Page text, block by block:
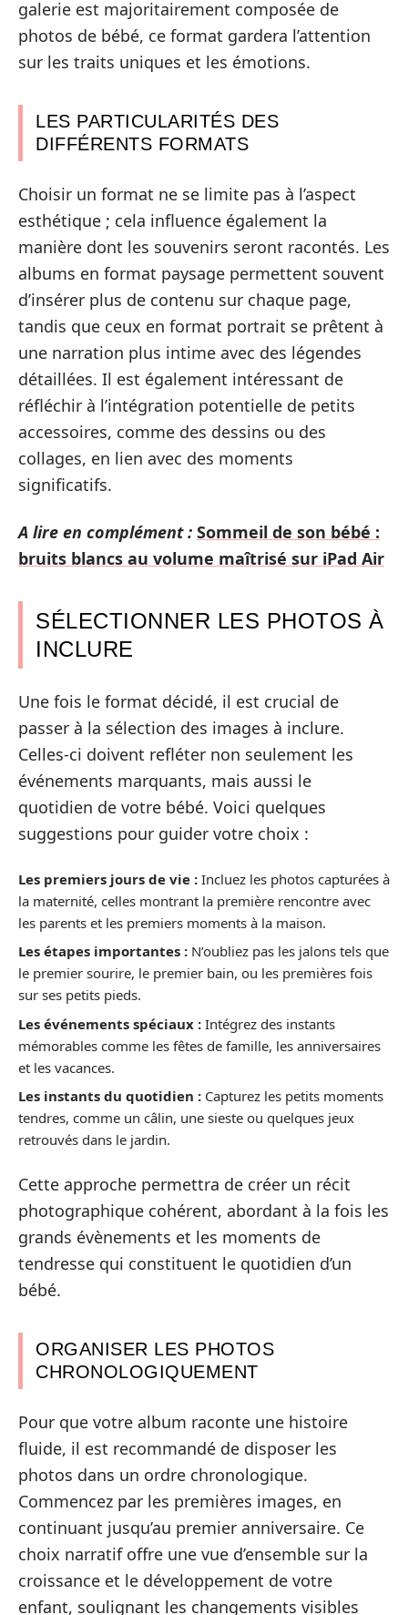
galerie est majoritairement composée de
photos de bébé, ce format gardera l’attention
sur les traits uniques et les émotions.
LES PARTICULARITÉS DES
DIFFÉRENTS FORMATS
Choisir un format ne se limite pas à l’aspect
esthétique ; cela influence également la
manière dont les souvenirs seront racontés. Les
albums en format paysage permettent souvent
d’insérer plus de contenu sur chaque page,
tandis que ceux en format portrait se prêtent à
une narration plus intime avec des légendes
détaillées. Il est également intéressant de
réfléchir à l’intégration potentielle de petits
accessoires, comme des dessins ou des
collages, en lien avec des moments
significatifs.
A lire en complément : Sommeil de son bébé :
bruits blancs au volume maîtrisé sur iPad Air
SÉLECTIONNER LES PHOTOS À
INCLURE
Une fois le format décidé, il est crucial de
passer à la sélection des images à inclure.
Celles-ci doivent refléter non seulement les
événements marquants, mais aussi le
quotidien de votre bébé. Voici quelques
suggestions pour guider votre choix :
Les premiers jours de vie : Incluez les photos capturées à
la maternité, celles montrant la première rencontre avec
les parents et les premiers moments à la maison.
Les étapes importantes : N’oubliez pas les jalons tels que
le premier sourire, le premier bain, ou les premières fois
sur ses petits pieds.
Les événements spéciaux : Intégrez des instants
mémorables comme les fêtes de famille, les anniversaires
et les vacances.
Les instants du quotidien : Capturez les petits moments
tendres, comme un câlin, une sieste ou quelques jeux
retrouvés dans le jardin.
Cette approche permettra de créer un récit
photographique cohérent, abordant à la fois les
grands évènements et les moments de
tendresse qui constituent le quotidien d’un
bébé.
ORGANISER LES PHOTOS
CHRONOLOGIQUEMENT
Pour que votre album raconte une histoire
fluide, il est recommandé de disposer les
photos dans un ordre chronologique.
Commencez par les premières images, en
continuant jusqu’au premier anniversaire. Ce
choix narratif offre une vue d’ensemble sur la
croissance et le développement de votre
enfant, soulignant les changements visibles